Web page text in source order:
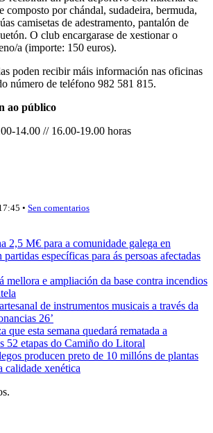
composto por chándal, sudadeira, bermuda,
camisetas de adestramento, pantalón de
O club encargarase de xestionar o
a (importe: 150 euros).
poden recibir máis información nas oficinas
número de teléfono 982 581 815.
ao público
14.00 // 16.00-19.00 horas
• Sen comentarios
2,5 M€ para a comunidade galega en
específicas para ás persoas afectadas
mellora e ampliación da base contra incendios
de instrumentos musicais a través da
26’
que esta semana quedará rematada a
52 etapas do Camiño do Litoral
producen preto de 10 millóns de plantas
calidade xenética